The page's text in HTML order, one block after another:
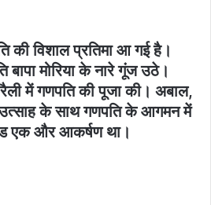
की विशाल प्रतिमा आ गई है।
मोरिया के नारे गूंज उठे।
में गणपति की पूजा की। अबाल,
के साथ गणपति के आगमन में
एक और आकर्षण था।